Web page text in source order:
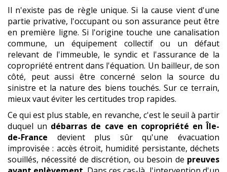
Il n'existe pas de règle unique. Si la cause vient d'une
partie privative, l'occupant ou son assurance peut être
en première ligne. Si l'origine touche une canalisation
commune, un équipement collectif ou un défaut
relevant de l'immeuble, le syndic et l'assurance de la
copropriété entrent dans l'équation. Un bailleur, de son
côté, peut aussi être concerné selon la source du
sinistre et la nature des biens touchés. Sur ce terrain,
mieux vaut éviter les certitudes trop rapides.
Ce qui est plus stable, en revanche, c'est le seuil à partir
duquel un débarras de cave en copropriété en Île-
de-France devient plus sûr qu'une évacuation
improvisée : accès étroit, humidité persistante, déchets
souillés, nécessité de discrétion, ou besoin de preuves